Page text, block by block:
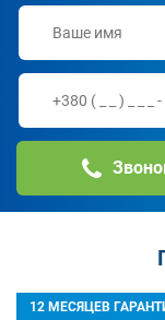
12 МЕСЯЦЕВ